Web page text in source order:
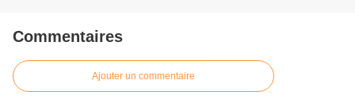
Commentaires
Ajouter un commentaire